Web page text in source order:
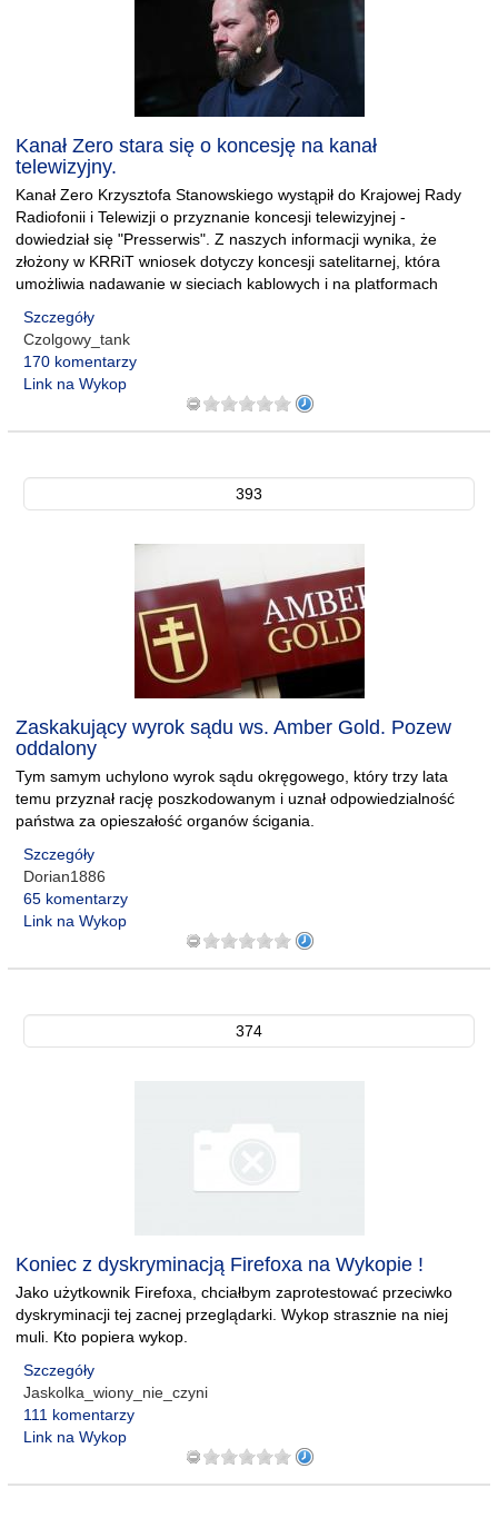
Kanał Zero stara się o koncesję na kanał
telewizyjny.
Kanał Zero Krzysztofa Stanowskiego wystąpił do Krajowej Rady
Radiofonii i Telewizji o przyznanie koncesji telewizyjnej -
dowiedział się "Presserwis". Z naszych informacji wynika, że
złożony w KRRiT wniosek dotyczy koncesji satelitarnej, która
umożliwia nadawanie w sieciach kablowych i na platformach
Szczegóły
Czolgowy_tank
170 komentarzy
Link na Wykop
393
Zaskakujący wyrok sądu ws. Amber Gold. Pozew
oddalony
Tym samym uchylono wyrok sądu okręgowego, który trzy lata
temu przyznał rację poszkodowanym i uznał odpowiedzialność
państwa za opieszałość organów ścigania.
Szczegóły
Dorian1886
65 komentarzy
Link na Wykop
374
Koniec z dyskryminacją Firefoxa na Wykopie !
Jako użytkownik Firefoxa, chciałbym zaprotestować przeciwko
dyskryminacji tej zacnej przeglądarki. Wykop strasznie na niej
muli. Kto popiera wykop.
Szczegóły
Jaskolka_wiony_nie_czyni
111 komentarzy
Link na Wykop